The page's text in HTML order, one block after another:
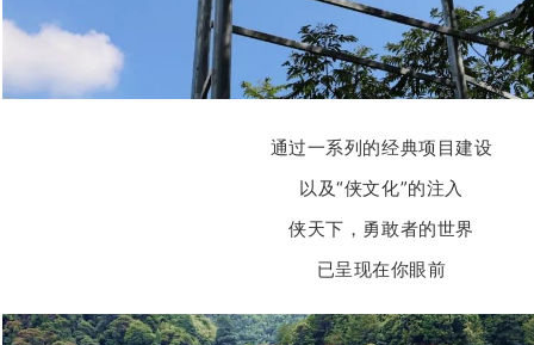
通过一系列的经典项目建设
以及“侠文化”的注入
侠天下，勇敢者的世界
已呈现在你眼前